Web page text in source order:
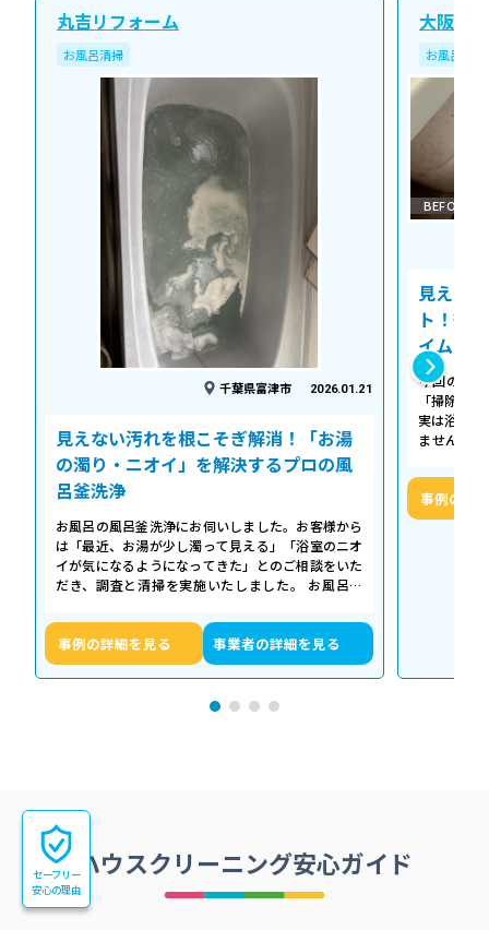
丸吉リフォーム
お風呂清掃
千葉県富津市 2026.01.21
見えない汚れを根こそぎ解消！「お湯
の濁り・ニオイ」を解決するプロの風
呂釜洗浄
お風呂の風呂釜洗浄にお伺いしました。お客様から
は「最近、お湯が少し濁って見える」「浴室のニオ
イが気になるようになってきた」とのご相談をいた
だき、調査と清掃を実施いたしました。 お風呂の
事例の詳細を見る 事業者の詳細を見る
大阪北
お風呂清掃
BEFORE
見えな
ト！徹
イム
今回の作
「掃除し
実は浴槽
ません。
事例の詳
ハウスクリーニング安心ガイド
セーフリー
安心の理由